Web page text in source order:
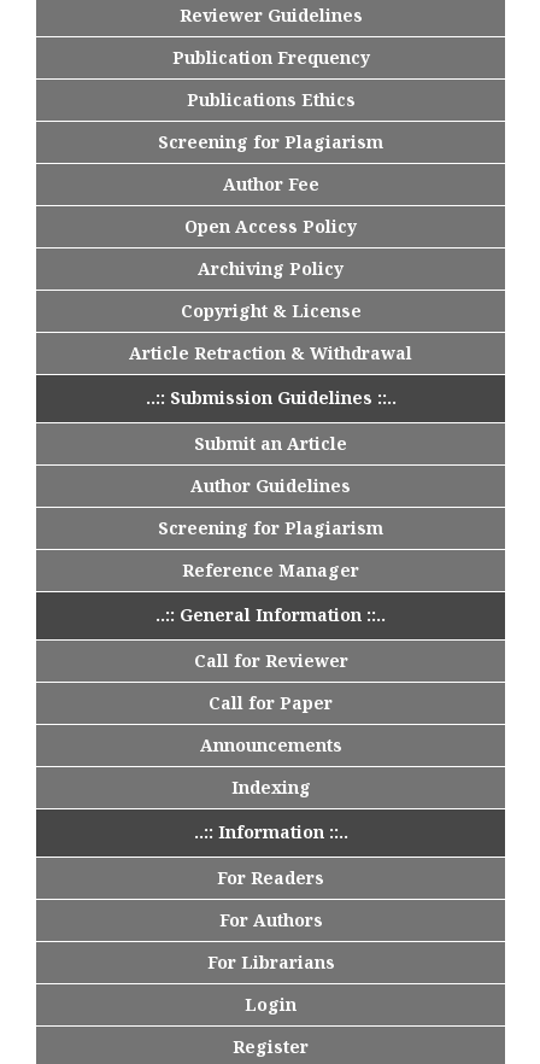
Reviewer Guidelines
Publication Frequency
Publications Ethics
Screening for Plagiarism
Author Fee
Open Access Policy
Archiving Policy
Copyright & License
Article Retraction & Withdrawal
..:: Submission Guidelines ::..
Submit an Article
Author Guidelines
Screening for Plagiarism
Reference Manager
..:: General Information ::..
Call for Reviewer
Call for Paper
Announcements
Indexing
..:: Information ::..
For Readers
For Authors
For Librarians
Login
Register